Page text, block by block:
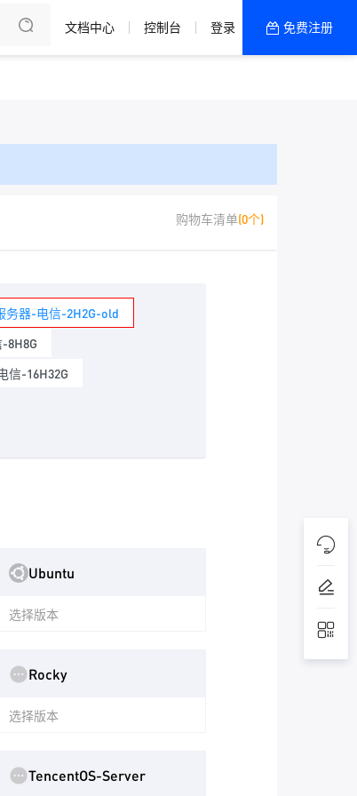
全部产品 新闻资讯 帮助文档
热销推荐
文档中心 控制台 登录 免费注册
购物车清单(0个)
务器-电信-2H2G-old
8H8G
信-16H32G
Ubuntu
选择版本
Rocky
选择版本
TencentOS-Server